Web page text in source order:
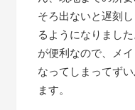
そろ出ないと遅刻
るようになりまし
が便利なので、メ
なってしまってず
ます。